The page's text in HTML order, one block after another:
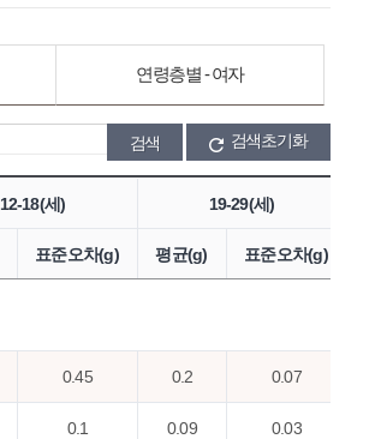
연령층별 - 여자
검색초기화
12-18(세) 19-29(세)
표준오차(g) 평균(g) 표준오차(g)
0.45 0.2 0.07
0.1 0.09 0.03